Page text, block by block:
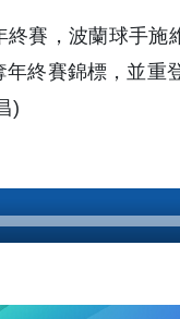
終賽，波蘭球手施
終賽錦標，並重
)